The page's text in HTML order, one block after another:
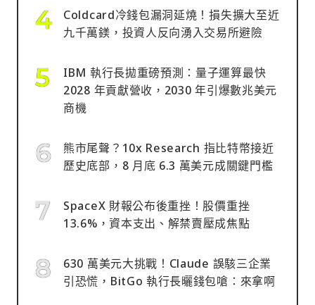
Coldcard冷錢包漏洞延燒！損失擴大至近
九千萬鎂，投資人反向湧入交易所避險
IBM 執行長拋重磅預測：量子運算最快
2028 年貢獻營收，2030 年引爆數兆美元
商機
熊市尾聲？10x Research 指比特幣接近
歷史底部，8 月底 6.3 萬美元成關鍵門檻
SpaceX 財報公布後重挫！股價重挫
13.6%，資本支出、解禁賣壓成焦點
630 萬美元大挑戰！Claude 誤駭三企業
引恐慌，BitGo 執行長曬錢包嗆：來拿啊